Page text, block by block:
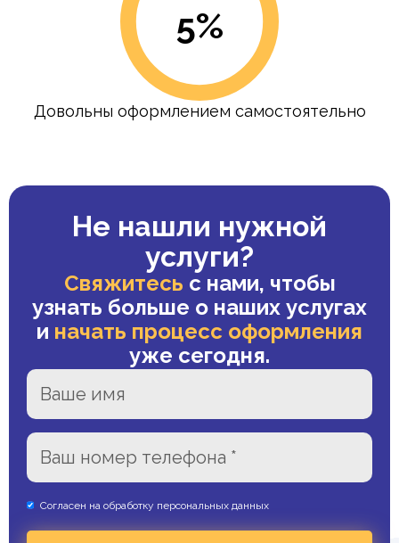
5%
Довольны оформлением самостоятельно
Не нашли нужной
услуги?
Свяжитесь с нами, чтобы
узнать больше о наших услугах
и начать процесс оформления
уже сегодня.
Согласен на обработку персональных данных